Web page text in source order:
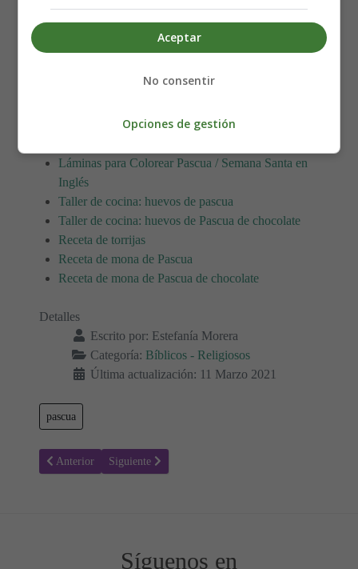
primero en el ordenador.
Lámina de dibujos religiosos 25 - Resurrección de Jesús.
Actividades y Manualidades: Hacer huevo de Pascua
Láminas para Colorear Semana Santa (Santa Cena,
Láminas para Colorear Pascua / Semana Santa en
Inglés
Taller de cocina: huevos de pascua
Taller de cocina: huevos de Pascua de chocolate
Receta de torrijas
Receta de mona de Pascua
Receta de mona de Pascua de chocolate
Detalles
Escrito por: Estefanía Morera
Categoría: Bíblicos - Religiosos
Última actualización: 11 Marzo 2021
pascua
Artículo anterior: Dibujo Cofradía Semana Santa - Colorear
Anterior Artículo siguiente: Crucifixión de Jesús - Colorear
Siguiente
Síguenos en
Aceptar
No consentir
Opciones de gestión